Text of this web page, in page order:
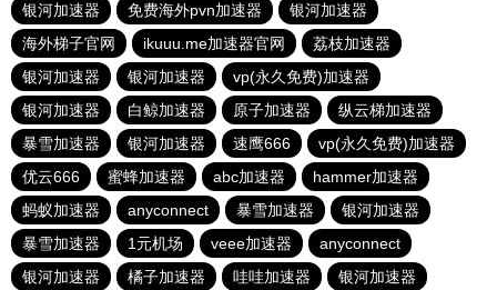
银河加速器
免费海外pvn加速器
银河加速器
海外梯子官网
ikuuu.me加速器官网
荔枝加速器
银河加速器
银河加速器
vp(永久免费)加速器
银河加速器
白鲸加速器 原子加速器
纵云梯加速器
暴雪加速器
银河加速器 速鹰666
vp(永久免费)加速器
优云666
蜜蜂加速器 abc加速器
hammer加速器
蚂蚁加速器
anyconnect 暴雪加速器
银河加速器
暴雪加速器
1元机场 veee加速器
anyconnect
银河加速器
橘子加速器 哇哇加速器 银河加速器